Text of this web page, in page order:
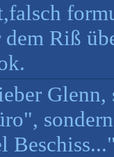
Riß
Glenn,